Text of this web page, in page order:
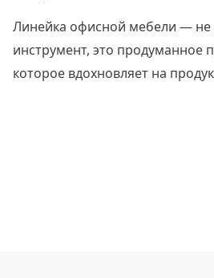
Линейка офисной мебели — не
инструмент, это продуманное
которое вдохновляет на